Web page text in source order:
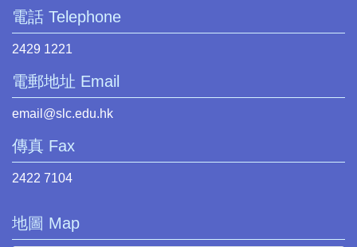
電話 Telephone
2429 1221
電郵地址 Email
email@slc.edu.hk
傳真 Fax
2422 7104
地圖 Map